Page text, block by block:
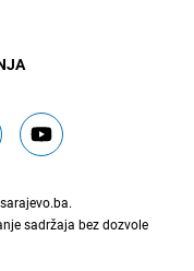
.
sadržaja bez dozvole